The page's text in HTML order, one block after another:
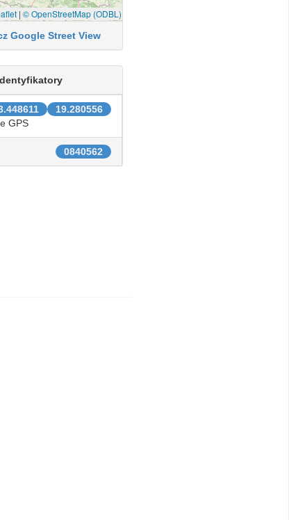
| © OpenStreetMap (ODBL)
Google Street View
19.280556
GPS
0840562